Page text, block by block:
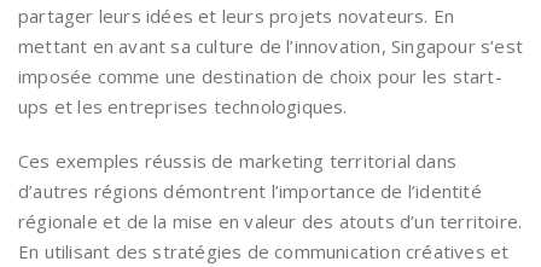
partager leurs idées et leurs projets novateurs. En
mettant en avant sa culture de l’innovation, Singapour s’est
imposée comme une destination de choix pour les start-
ups et les entreprises technologiques.
Ces exemples réussis de marketing territorial dans
d’autres régions démontrent l’importance de l’identité
régionale et de la mise en valeur des atouts d’un territoire.
En utilisant des stratégies de communication créatives et